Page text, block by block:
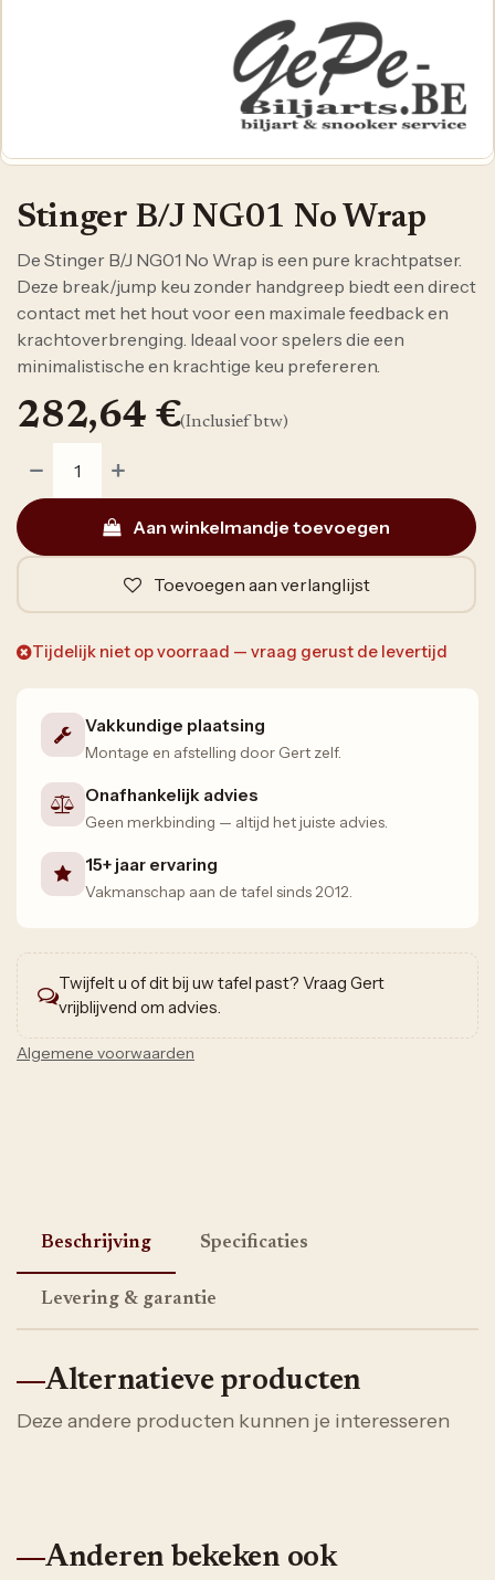
Stinger B/J NG01 No Wrap
De Stinger B/J NG01 No Wrap is een pure krachtpatser.
Deze break/jump keu zonder handgreep biedt een direct
contact met het hout voor een maximale feedback en
krachtoverbrenging. Ideaal voor spelers die een
minimalistische en krachtige keu prefereren.
Aan winkelmandje toevoegen
Toevoegen aan verlanglijst
282,64 €(Inclusief btw)
Tijdelijk niet op voorraad — vraag gerust de levertijd
Vakkundige plaatsing
Montage en afstelling door Gert zelf.
Onafhankelijk advies
Geen merkbinding — altijd het juiste advies.
15+ jaar ervaring
Vakmanschap aan de tafel sinds 2012.
Twijfelt u of dit bij uw tafel past? Vraag Gert
vrijblijvend om advies.
Algemene voorwaarden
Beschrijving Specificaties
Levering & garantie
Alternatieve producten
Deze andere producten kunnen je interesseren
Anderen bekeken ook